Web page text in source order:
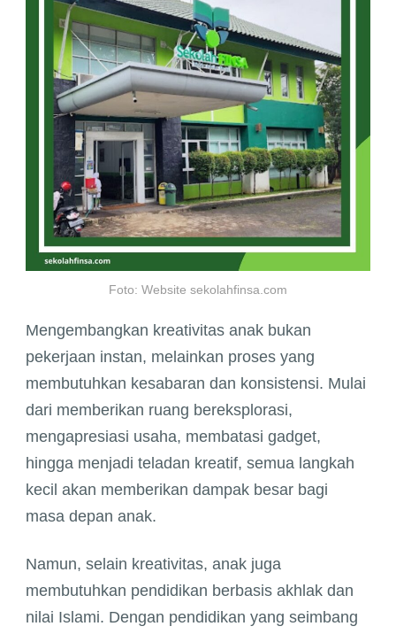
Foto: Website sekolahfinsa.com
Mengembangkan kreativitas anak bukan
pekerjaan instan, melainkan proses yang
membutuhkan kesabaran dan konsistensi. Mulai
dari memberikan ruang bereksplorasi,
mengapresiasi usaha, membatasi gadget,
hingga menjadi teladan kreatif, semua langkah
kecil akan memberikan dampak besar bagi
masa depan anak.
Namun, selain kreativitas, anak juga
membutuhkan pendidikan berbasis akhlak dan
nilai Islami. Dengan pendidikan yang seimbang